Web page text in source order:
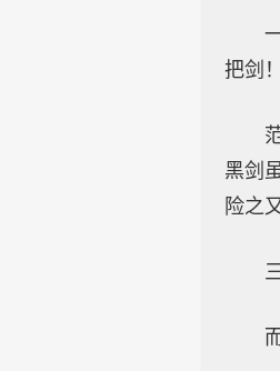
把剑！
黑剑
险之